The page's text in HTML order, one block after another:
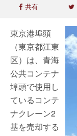
共有
東京港埠頭
（東京都江東
区）は、青海
公共コンテナ
埠頭で使用し
ているコンテ
ナクレーン2
基を売却する